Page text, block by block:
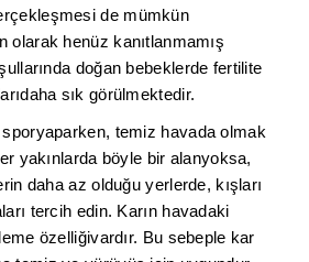
de mümkün
olarak henüz kanıtlanmamış
doğan bebeklerde fertilite
sık görülmektedir.
temiz havada olmak
yakınlarda böyle bir alanyoksa,
daha az olduğu yerlerde, kışları
tercih edin. Karın havadaki
özelliğivardır. Bu sebeple kar